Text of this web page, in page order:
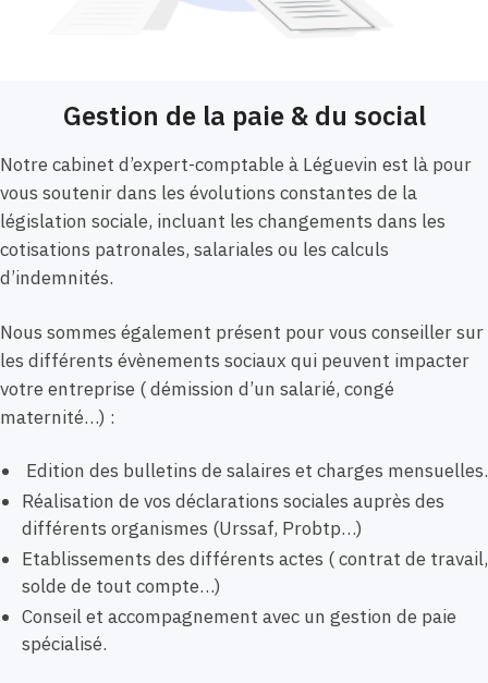
Gestion de la paie & du social
Notre cabinet d’expert-comptable à Léguevin est là pour
vous soutenir dans les évolutions constantes de la
législation sociale, incluant les changements dans les
cotisations patronales, salariales ou les calculs
d’indemnités.
Nous sommes également présent pour vous conseiller sur
les différents évènements sociaux qui peuvent impacter
votre entreprise ( démission d’un salarié, congé
maternité…) :
Edition des bulletins de salaires et charges mensuelles.
Réalisation de vos déclarations sociales auprès des
différents organismes (Urssaf, Probtp…)
Etablissements des différents actes ( contrat de travail,
solde de tout compte…)
Conseil et accompagnement avec un gestion de paie
spécialisé.